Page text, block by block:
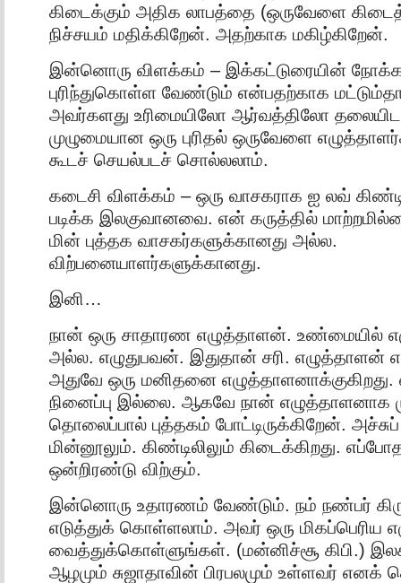
கிடைக்கும் அதிக லாபத்தை (ஒருவேளை
நிச்சயம் மதிக்கிறேன். அதற்காக மகிழ்கிறேன்.
இன்னொரு விளக்கம் – இக்கட்டுரையின்
புரிந்துகொள்ள வேண்டும் என்பதற்காக
அவர்களது உரிமையிலோ ஆர்வத்திலோ
முழுமையான ஒரு புரிதல் ஒருவேளை
கூடச் செயல்படச் சொல்லலாம்.
கடைசி விளக்கம் – ஒரு வாசகராக ஐ லவ்
படிக்க இலகுவானவை. என் கருத்தில்
மின் புத்தக வாசகர்களுக்கானது அல்ல.
விற்பனையாளர்களுக்கானது.
இனி…
நான் ஒரு சாதாரண எழுத்தாளன். உண்மையில்
அல்ல. எழுதுபவன். இதுதான் சரி. எழுத்தாளன்
அதுவே ஒரு மனிதனை எழுத்தாளனாக்குகிறது.
நினைப்பு இல்லை. ஆகவே நான் எழுத்தாளனாக
தொலைப்பால் புத்தகம் போட்டிருக்கிறேன். அச்சுப்
மின்னூலும். கிண்டிலிலும் கிடைக்கிறது.
ஒன்றிரண்டு விற்கும்.
இன்னொரு உதாரணம் வேண்டும். நம் நண்பர்
எடுத்துக் கொள்ளலாம். அவர் ஒரு மிகப்பெரிய
வைத்துக்கொள்ளுங்கள். (மன்னிச்சூ கிபி.)
ஆழமும் சுஜாதாவின் பிரபலமும் உள்ளவர்